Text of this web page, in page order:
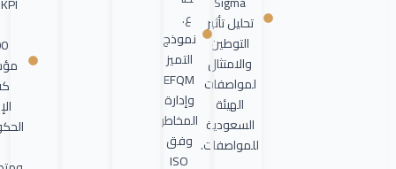
تحليل تأثير
التوطين
والامتثال
لمواصفات
الهيئة
السعودية
للمواصفات.
ع.
نموذج
التميز
EFQM
وإدارة
المخاطر
وفق
ISO